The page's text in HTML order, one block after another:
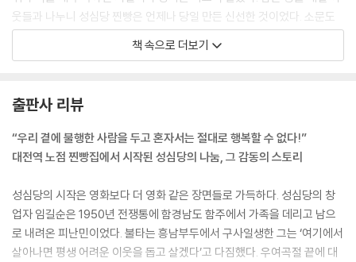
웃들과 나누니 성심당 찐빵은 언제나 당일 만든 신선한 것이었다. 소문도
나고 단골도 차츰 늘었다. 그러나 임길순의 관심은 온통 빵 나누기에 쏠려
있었다. 돈이 조금이라도 모일 것 같으면 더 많은 밀가루를 사서 더 많은 빵
튀김소보로는 갖가지 신드롬을 만들어 냈다. 어느덧 대전 시민은 튀김소보
로를 먹어 본 사람과 그렇지 않은 사람으로 나뉘었다. 빵에도 팬덤이 형성
될 수 있다는 사실이 모두를 즐겁게 했다. 튀김소보로가 엄청나게 인기를
끌면서 성심당은 자기만의 색깔을 만들어 갔다. 명성으로나 규모로나 다른
빵집들을 추월하기 시작했다. 중앙로에서 두 블록 안쪽은행동 153번지에
자리 잡은 불리한 입지도 거뜬하게 극복해 냈다.
--- p.84, 「튀김 소보로, 네버 엔딩 스토리」 중에서
책 속으로 더보기
출판사 리뷰
“우리 곁에 불행한 사람을 두고 혼자서는 절대로 행복할 수 없다!”
대전역 노점 찐빵집에서 시작된 성심당의 나눔, 그 감동의 스토리
성심당의 시작은 영화보다 더 영화 같은 장면들로 가득하다. 성심당의 창
업자 임길순은 1950년 전쟁통에 함경남도 함주에서 가족을 데리고 남으
로 내려온 피난민이었다. 불타는 흥남부두에서 구사일생한 그는 ‘여기에서
살아나면 평생 어려운 이웃을 돕고 살겠다’고 다짐했다. 우여곡절 끝에 대